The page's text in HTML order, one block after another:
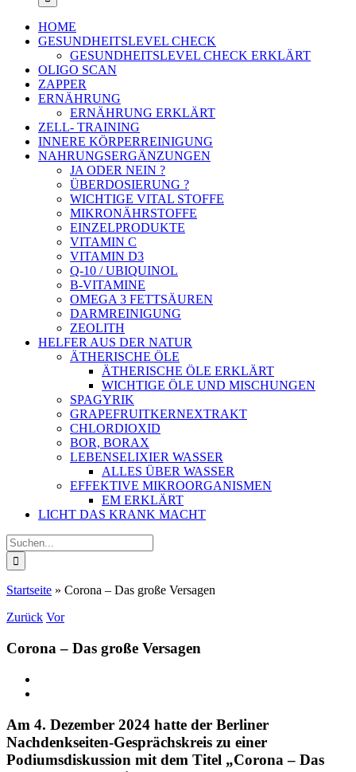
HOME
GESUNDHEITSLEVEL CHECK
GESUNDHEITSLEVEL CHECK ERKLÄRT
OLIGO SCAN
ZAPPER
ERNÄHRUNG
ERNÄHRUNG ERKLÄRT
ZELL- TRAINING
INNERE KÖRPERREINIGUNG
NAHRUNGSERGÄNZUNGEN
JA ODER NEIN ?
ÜBERDOSIERUNG ?
WICHTIGE VITAL STOFFE
MIKRONÄHRSTOFFE
EINZELPRODUKTE
VITAMIN C
VITAMIN D3
Q-10 / UBIQUINOL
B-VITAMINE
OMEGA 3 FETTSÄUREN
DARMREINIGUNG
ZEOLITH
HELFER AUS DER NATUR
ÄTHERISCHE ÖLE
ÄTHERISCHE ÖLE ERKLÄRT
WICHTIGE ÖLE UND MISCHUNGEN
SPAGYRIK
GRAPEFRUITKERNEXTRAKT
CHLORDIOXID
BOR, BORAX
LEBENSELIXIER WASSER
ALLES ÜBER WASSER
EFFEKTIVE MIKROORGANISMEN
EM ERKLÄRT
LICHT DAS KRANK MACHT
Suche
nach:
Startseite » Corona – Das große Versagen
Zurück Vor
Corona – Das große Versagen
Am 4. Dezember 2024 hatte der Berliner
Nachdenkseiten-Gesprächskreis zu einer
Podiumsdiskussion mit dem Titel „Corona – Das